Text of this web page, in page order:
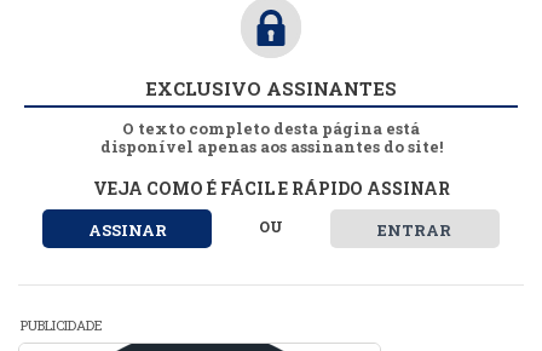
EXCLUSIVO ASSINANTES
O texto completo desta página está
disponível apenas aos assinantes do site!
VEJA COMO É FÁCIL E RÁPIDO ASSINAR
ASSINAR OU ENTRAR
PUBLICIDADE